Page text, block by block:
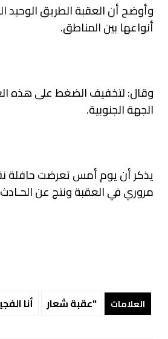
وأوضح أن العقبة الطريق الوحيد
أنواعها بين المناطق.
وقال: لتخفيف الضغط على هذه
الجهة الجنوبية.
يذكر أن يوم أمس تعرضت حافلة
مروري في العقبة ونتج عن الحـادث وفاة 20 شخصا
العلامات "عقبة شعار أنا